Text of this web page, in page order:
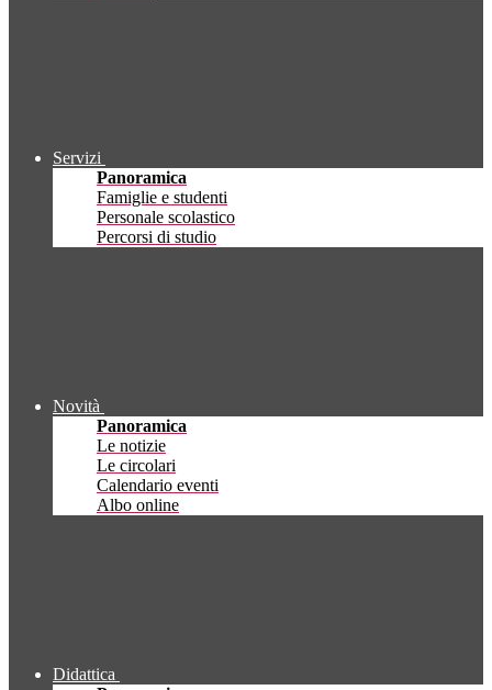
Servizi
Panoramica
Famiglie e studenti
Personale scolastico
Percorsi di studio
Novità
Panoramica
Le notizie
Le circolari
Calendario eventi
Albo online
Didattica